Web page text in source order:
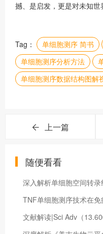
撼、是启发，更是对未知世
Tag： 单细胞测序 简书
单细胞测序分析方法
单细胞测序数据结构图解
上一篇
随便看看